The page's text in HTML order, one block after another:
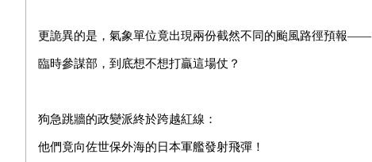
更詭異的是，氣象單位竟出現兩份截然不同的颱風路徑預報——
臨時參謀部，到底想不想打贏這場仗？
狗急跳牆的政變派終於跨越紅線：
他們竟向佐世保外海的日本軍艦發射飛彈！